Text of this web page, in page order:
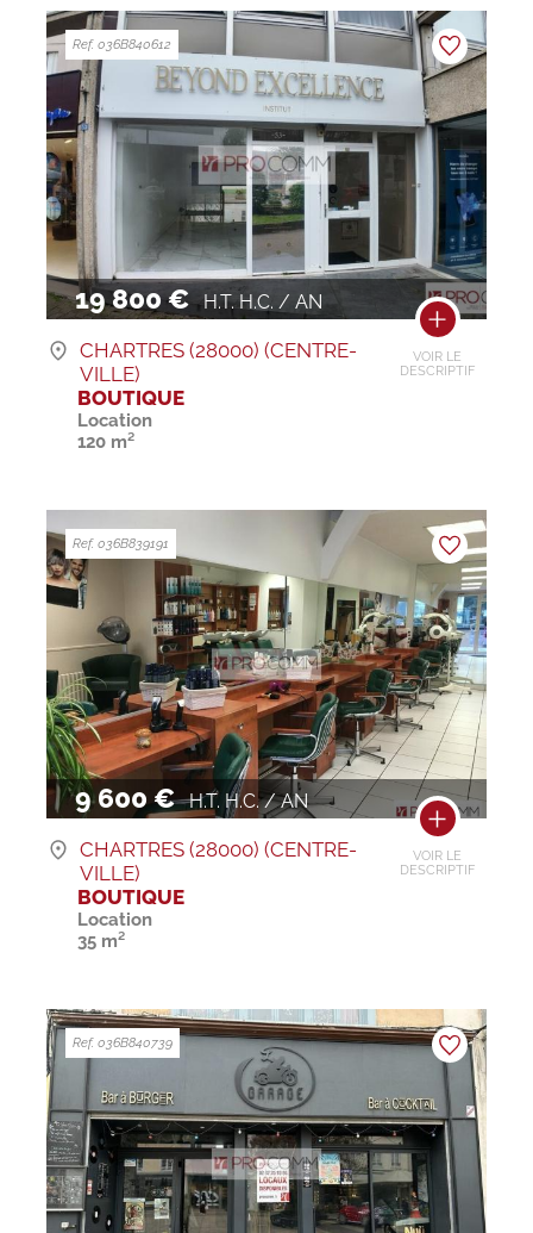
19 800 € H.T. H.C. / AN
VOIR LE
DESCRIPTIF
Ref. 036B840612
CHARTRES (28000) (CENTRE-
VILLE)
BOUTIQUE
Location
120 m²
9 600 € H.T. H.C. / AN
VOIR LE
DESCRIPTIF
Ref. 036B839191
CHARTRES (28000) (CENTRE-
VILLE)
BOUTIQUE
Location
35 m²
Ref. 036B840739